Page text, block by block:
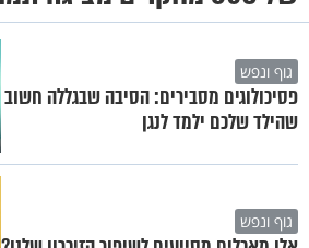
גוף ונפש
פסיכולוגים מסבירים: הסיבה שבגללה חשוב
שהילד שלכם ילמד לנגן
גוף ונפש